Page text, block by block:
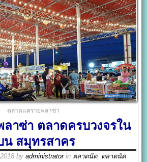
ตลาดแครายพลาซ่า
าซ่า ตลาดครบวงจรใน
น สมุทรสาคร
byadministratorin ตลาดนัด, ตลาดนัด